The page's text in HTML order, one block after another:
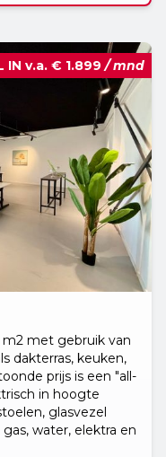
met gebruik van
dakterras, keuken,
prijs is een "all-
in hoogte
glasvezel
water, elektra en
IN v.a. € 1.899/ mnd